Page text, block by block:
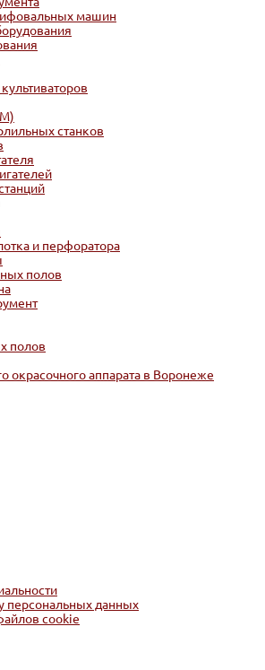
машин
станков
и перфоратора
полов
полов
окрасочного аппарата в Воронеже
персональных данных
cookie